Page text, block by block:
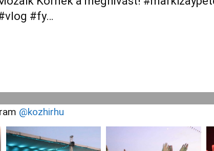
#fy…
@kozhirhu